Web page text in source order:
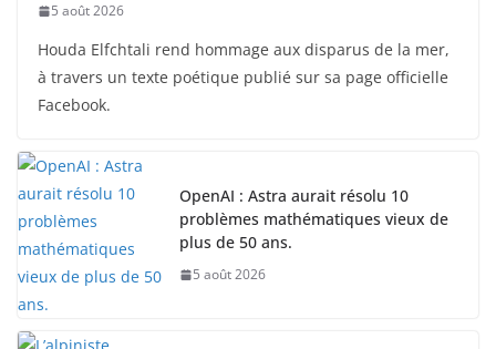
5 août 2026
Houda Elfchtali rend hommage aux disparus de la mer,
à travers un texte poétique publié sur sa page officielle
Facebook.
OpenAI : Astra aurait résolu 10
problèmes mathématiques vieux de
plus de 50 ans.
5 août 2026